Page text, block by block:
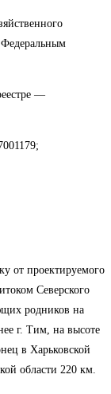
—
от проектируемого
Северского
родников на
г. Тим, на высоте
в Харьковской
области 220 км.